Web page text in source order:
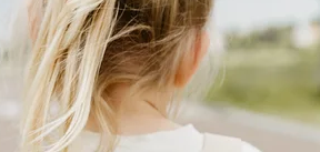
navn, et billede af dig eller en